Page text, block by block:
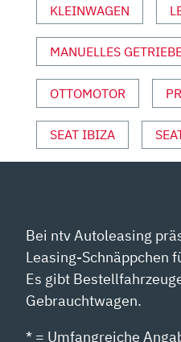
KLEINWAGEN
MANUELLES
OTTOMOTOR
SEAT IBIZA
Bei ntv Autoleasing
Leasing-Schnäppchen
Es gibt
Gebrauchtwagen.
* = Umfangreiche